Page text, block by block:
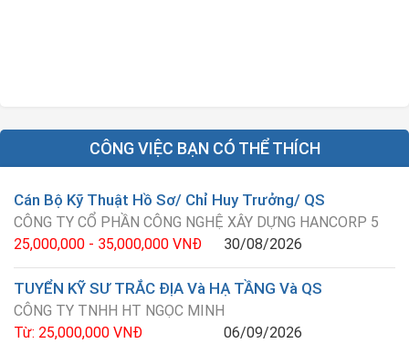
CÔNG VIỆC BẠN CÓ THỂ THÍCH
Cán Bộ Kỹ Thuật Hồ Sơ/ Chỉ Huy Trưởng/ QS
CÔNG TY CỔ PHẦN CÔNG NGHỆ XÂY DỰNG HANCORP 5
25,000,000 - 35,000,000 VNĐ
30/08/2026
TUYỂN KỸ SƯ TRẮC ĐỊA Và HẠ TẦNG Và QS
CÔNG TY TNHH HT NGỌC MINH
Từ: 25,000,000 VNĐ
06/09/2026